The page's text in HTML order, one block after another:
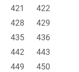
421
422
428
429
435
436
442
443
449
450